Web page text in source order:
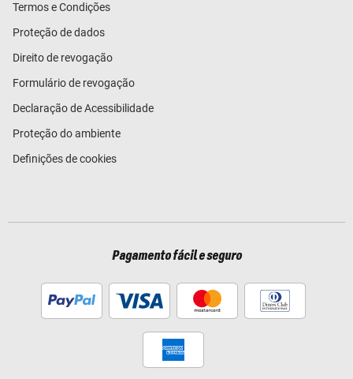
Termos e Condições
Proteção de dados
Direito de revogação
Formulário de revogação
Declaração de Acessibilidade
Proteção do ambiente
Definições de cookies
Pagamento fácil e seguro